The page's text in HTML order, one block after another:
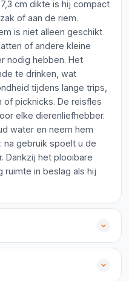
cm dikte is hij compact
of aan de riem.
is niet alleen geschikt
of andere kleine
nodig hebben. Het
te drinken, wat
tijdens lange trips,
picknicks. De reisfles
elke dierenliefhebber.
water en neem hem
na gebruik spoelt u de
Dankzij het plooibare
in beslag als hij